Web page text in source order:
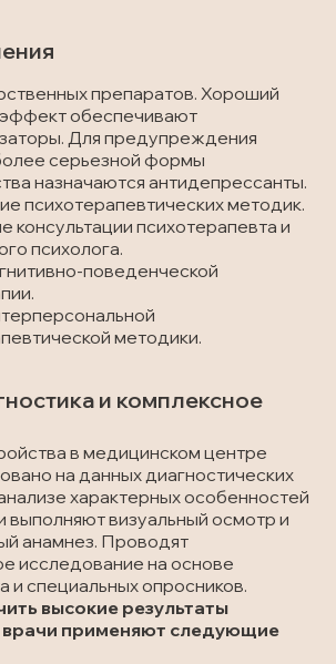
препаратов. Хороший
обеспечивают
Для предупреждения
серьезной формы
назначаются антидепрессанты.
психотерапевтических методик.
консультации психотерапевта и
психолога.
поведенческой
методики.
и комплексное
в медицинском центре
на данных диагностических
характерных особенностей
выполняют визуальный осмотр и
анамнез. Проводят
исследование на основе
и специальных опросников.
высокие результаты
врачи применяют следующие